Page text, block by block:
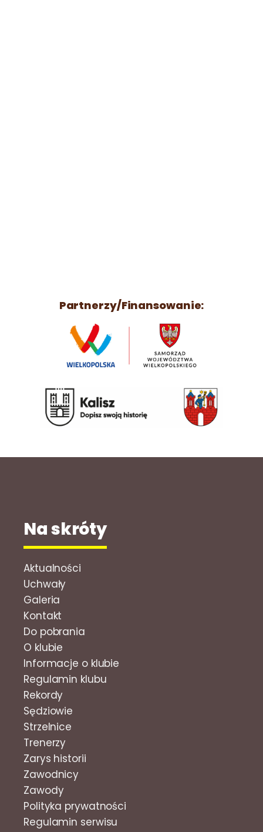
Partnerzy/Finansowanie:
Na skróty
Aktualności
Uchwały
Galeria
Kontakt
Do pobrania
O klubie
Informacje o klubie
Regulamin klubu
Rekordy
Sędziowie
Strzelnice
Trenerzy
Zarys historii
Zawodnicy
Zawody
Polityka prywatności
Regulamin serwisu